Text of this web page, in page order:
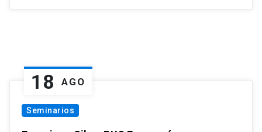
18 AGO
Seminarios